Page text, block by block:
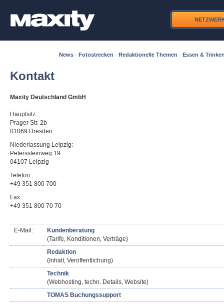
News · Fotostrecken · Redaktionelle Themen · Essen &
Kontakt
Maxity Deutschland GmbH
Hauptsitz:
Prager Str. 2b
01069 Dresden
Niederlassung Leipzig:
Peterssteinweg 19
04107 Leipzig
Telefon:
+49 351 800 700
Fax:
+49 351 800 70 70
E-Mail:
Kundenberatung
(Tarife, Konditionen, Verträge)
Redaktion
(Inhalt, Veröffentlichung)
Technik
(Webhosting, techn. Details, Website)
TOMAS Buchungssupport